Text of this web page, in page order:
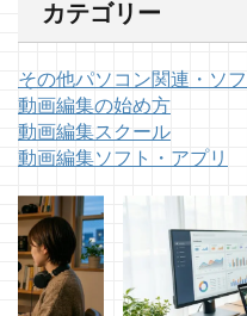
カテゴリー
その他パソコン関連・ソ
動画編集の始め方
動画編集スクール
動画編集ソフト・アプリ